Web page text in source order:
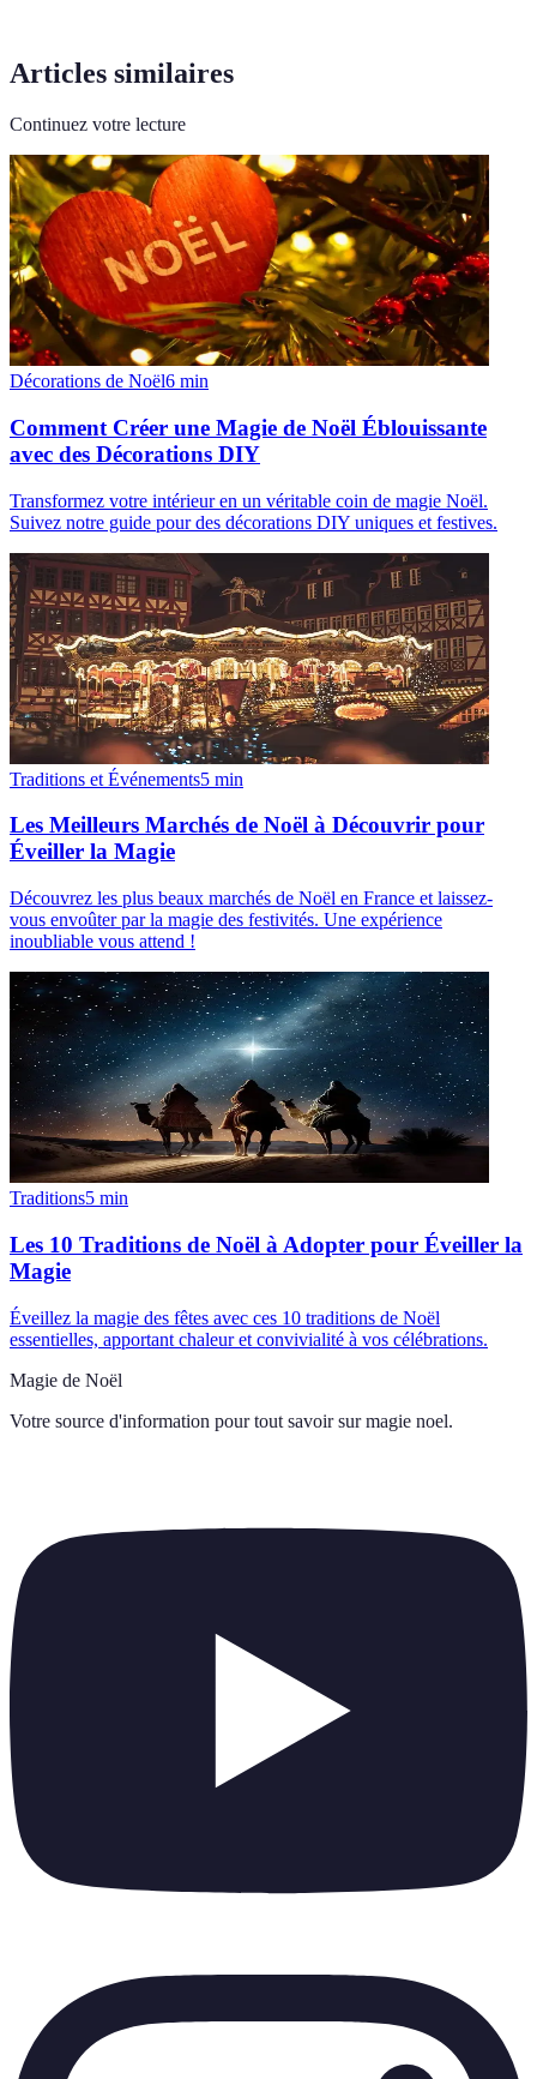
Articles similaires
Continuez votre lecture
Décorations de Noël6 min
Comment Créer une Magie de Noël Éblouissante
avec des Décorations DIY
Transformez votre intérieur en un véritable coin de magie Noël.
Suivez notre guide pour des décorations DIY uniques et festives.
Traditions et Événements5 min
Les Meilleurs Marchés de Noël à Découvrir pour
Éveiller la Magie
Découvrez les plus beaux marchés de Noël en France et laissez-
vous envoûter par la magie des festivités. Une expérience
inoubliable vous attend !
Traditions5 min
Les 10 Traditions de Noël à Adopter pour Éveiller la
Magie
Éveillez la magie des fêtes avec ces 10 traditions de Noël
essentielles, apportant chaleur et convivialité à vos célébrations.
Magie de Noël
Votre source d'information pour tout savoir sur magie noel.